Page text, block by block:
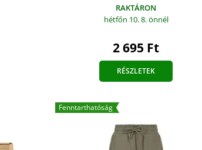
RAKTÁRON
hétfőn 10. 8.önnél
2 695 Ft
RÉSZLETEK
Fenntarthatóság